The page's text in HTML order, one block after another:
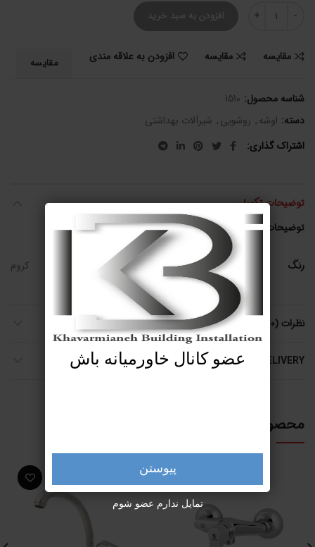
شیر روشویی عقیق عددافزودن به سبد خرید
مقایسه مقایسه افزودن به علاقه مندی مقایسه
شناسه محصول: 1510
دسته: اوشه, روشویی, شیرآلات بهداشتی
اشتراک گذاری
توضیحات تکمیلی
توضیحات تکمیلی
رنگ کروم
نظرات (0)
SHIPPING & DELIVERY
محصولات مرتبط
عضو کانال خاورمیانه باش
پیوستن
تمایل ندارم عضو شوم